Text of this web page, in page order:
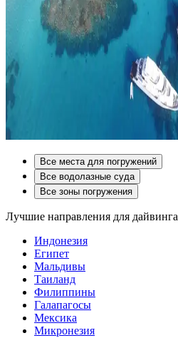
Все места для погружений
Все водолазные суда
Все зоны погружения
Лучшие направления для дайвинга
Индонезия
Египет
Мальдивы
Таиланд
Филиппины
Галапагосы
Мексика
Микронезия